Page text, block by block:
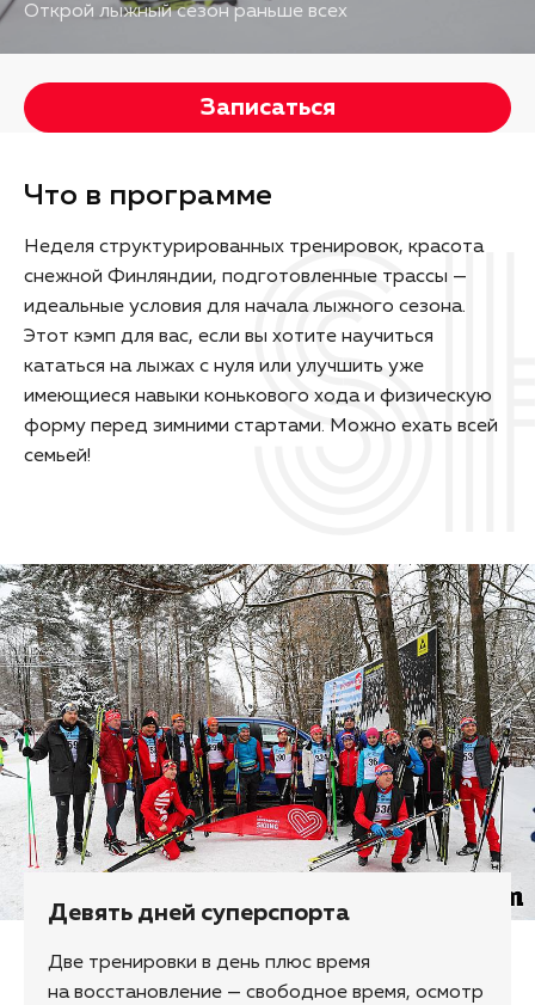
Открой лыжный сезон раньше всех
Записаться
Что в программе
Неделя структурированных тренировок, красота
снежной Финляндии, подготовленные трассы —
идеальные условия для начала лыжного сезона.
Этот кэмп для вас, если вы хотите научиться
кататься на лыжах c нуля или улучшить уже
имеющиеся навыки конькового хода и физическую
форму перед зимними стартами. Можно ехать всей
семьей!
Девять дней суперспорта
Две тренировки в день плюс время
на восстановление — свободное время, осмотр